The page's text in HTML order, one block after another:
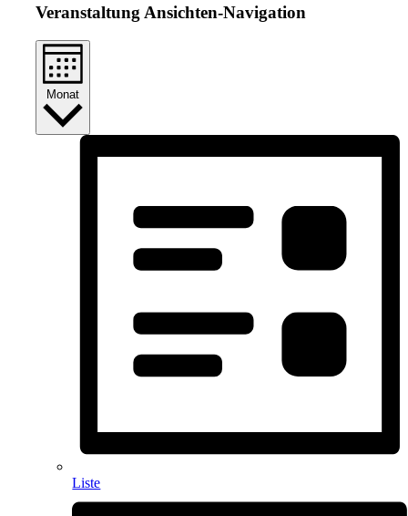
Veranstaltung Ansichten-Navigation
Monat
Liste